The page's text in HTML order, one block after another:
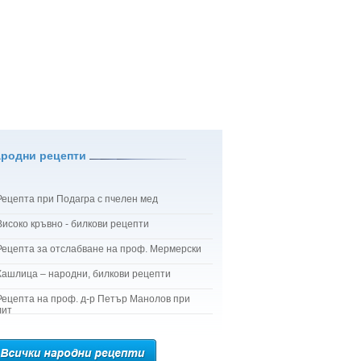
рецепти
при Подагра с пчелен мед
кръвно - билкови рецепти
за отслабване на проф. Мермерски
– народни, билкови рецепти
на проф. д-р Петър Манолов при